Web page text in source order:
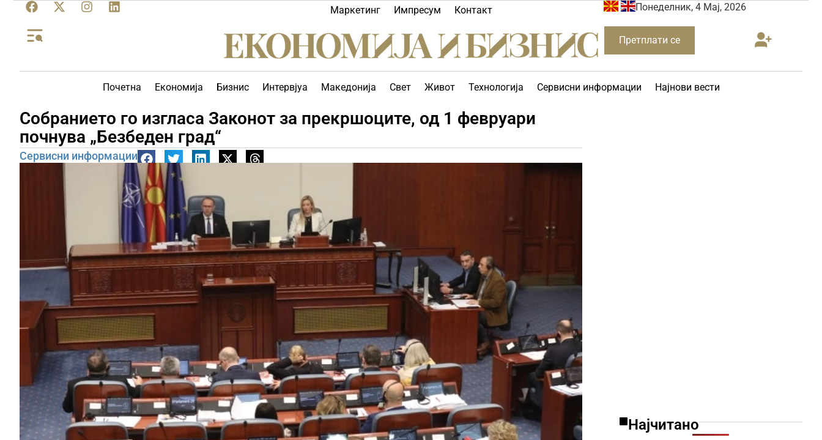
Маркетинг Импресум Контакт Понеделник, 4 Мај, 2026
Претплати се
Почетна Економија Бизнис Интервјуа Македонија Свет Живот Технологија Сервисни информации Најнови вести
Собранието го изгласа Законот за прекршоците, од 1 февруари
почнува „Безбеден град“
Сервисни информации
Најчитано